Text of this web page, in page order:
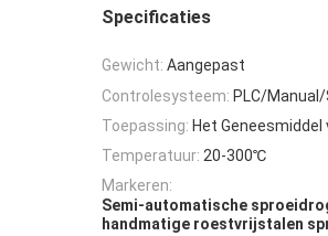
Specificaties
Gewicht: Aangepast
Controlesysteem: PLC/
Toepassing: Het
Temperatuur: 20-300℃
Markeren:
Semi-automatische
handmatige roestvrijstalen